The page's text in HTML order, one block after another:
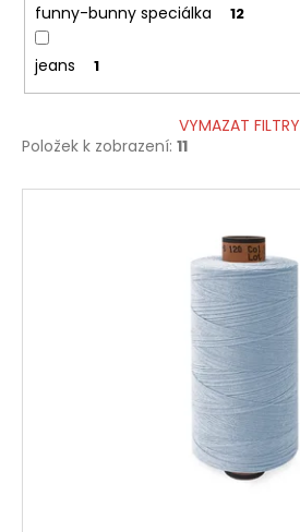
funny-bunny speciálka 12
jeans 1
VYMAZAT FILTRY
Položek k zobrazení: 11
V